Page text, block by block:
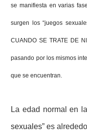
semanifiesta en varias
surgen los“juegos
CUANDO SE TRATE DE
pasando por los mismos
que se encuentran.
La edad normal en
sexuales” es